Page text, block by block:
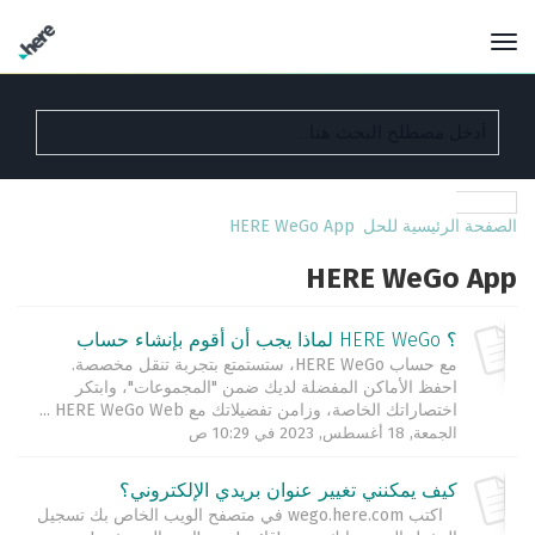
الصفحة الرئيسية للحل HERE WeGo App
HERE WeGo App
؟ HERE WeGo لماذا يجب أن أقوم بإنشاء حساب
مع حساب HERE WeGo، ستستمتع بتجربة تنقل مخصصة.
احفظ الأماكن المفضلة لديك ضمن "المجموعات"، وابتكر
اختصاراتك الخاصة، وزامن تفضيلاتك مع HERE WeGo Web ...
الجمعة, 18 أغسطس, 2023 في 10:29 ص
كيف يمكنني تغيير عنوان بريدي الإلكتروني؟
اكتب wego.here.com في متصفح الويب الخاص بك تسجيل